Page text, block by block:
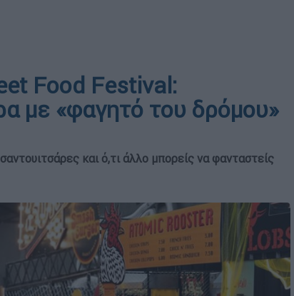
Food Festival:
με «φαγητό του δρόμου»
και ό,τι άλλο μπορείς να φανταστείς